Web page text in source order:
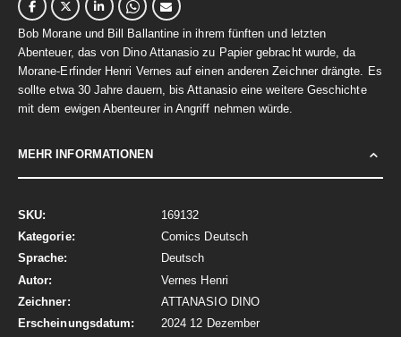
Bob Morane und Bill Ballantine in ihrem fünften und letzten
Abenteuer, das von Dino Attanasio zu Papier gebracht wurde, da
Morane-Erfinder Henri Vernes auf einen anderen Zeichner drängte. Es
sollte etwa 30 Jahre dauern, bis Attanasio eine weitere Geschichte
mit dem ewigen Abenteurer in Angriff nehmen würde.
MEHR INFORMATIONEN
Mehr
Informationen
169132
Comics Deutsch
Deutsch
Vernes Henri
ATTANASIO DINO
2024 12 Dezember